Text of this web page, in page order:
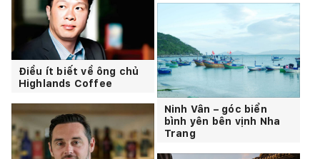
Điều ít biết về ông chủ
Highlands Coffee
Ninh Vân – góc biển
bình yên bên vịnh Nha
Trang